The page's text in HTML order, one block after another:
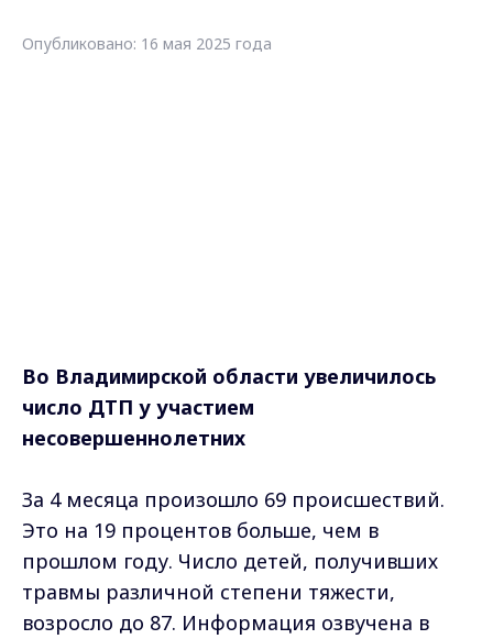
Опубликовано: 16 мая 2025 года
Во Владимирской области увеличилось
число ДТП у участием
несовершеннолетних
За 4 месяца произошло 69 происшествий.
Это на 19 процентов больше, чем в
прошлом году. Число детей, получивших
травмы различной степени тяжести,
возросло до 87. Информация озвучена в